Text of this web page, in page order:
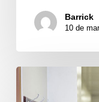
Barrick
10 de
Pueblo
logra